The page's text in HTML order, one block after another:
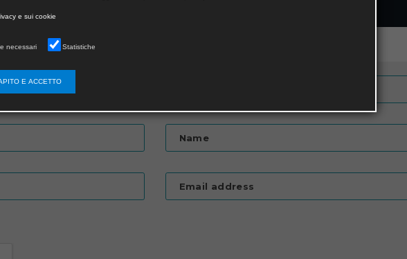
Name
Email address
e sui cookie
necessari Statistiche
E ACCETTO